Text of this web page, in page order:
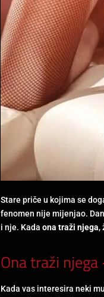
Stare priče u kojima se
fenomen nije mijenjao.
i nje. Kada ona traži njega,
Ona traži
Kada vas interesira neki